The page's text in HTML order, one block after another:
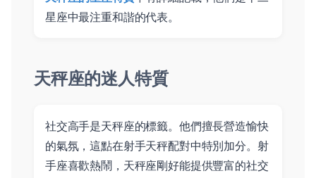
星座中最注重和諧的代表。
天秤座的迷人特質
社交高手是天秤座的標籤。他們擅長營造愉快
的氣氛，這點在射手天秤配對中特別加分。射
手座喜歡熱鬧，天秤座剛好能提供豐富的社交